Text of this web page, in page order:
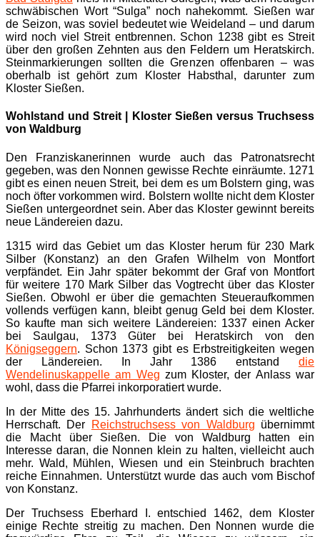
schwäbischen Wort “Sulga” noch nahekommt. Sießen war
de Seizon, was soviel bedeutet wie Weideland – und darum
wird noch viel Streit entbrennen. Schon 1238 gibt es Streit
über den großen Zehnten aus den Feldern um Heratskirch.
Steinmarkierungen sollten die Grenzen offenbaren – was
oberhalb ist gehört zum Kloster Habsthal, darunter zum
Kloster Sießen.
Wohlstand und Streit | Kloster Sießen versus Truchsess
von Waldburg
Den Franziskanerinnen wurde auch das Patronatsrecht
gegeben, was den Nonnen gewisse Rechte einräumte. 1271
gibt es einen neuen Streit, bei dem es um Bolstern ging, was
noch öfter vorkommen wird. Bolstern wollte nicht dem Kloster
Sießen untergeordnet sein. Aber das Kloster gewinnt bereits
neue Ländereien dazu.
1315 wird das Gebiet um das Kloster herum für 230 Mark
Silber (Konstanz) an den Grafen Wilhelm von Montfort
verpfändet. Ein Jahr später bekommt der Graf von Montfort
für weitere 170 Mark Silber das Vogtrecht über das Kloster
Sießen. Obwohl er über die gemachten Steueraufkommen
vollends verfügen kann, bleibt genug Geld bei dem Kloster.
So kaufte man sich weitere Ländereien: 1337 einen Acker
bei Saulgau, 1373 Güter bei Heratskirch von den
Königseggern. Schon 1373 gibt es Erbstreitigkeiten wegen
der Ländereien. In Jahr 1386 entstand die
Wendelinuskappelle am Weg zum Kloster, der Anlass war
wohl, dass die Pfarrei inkorporatiert wurde.
In der Mitte des 15. Jahrhunderts ändert sich die weltliche
Herrschaft. Der
Reichstruchsess von Waldburg übernimmt
die Macht über Sießen. Die von Waldburg hatten ein
Interesse daran, die Nonnen klein zu halten, vielleicht auch
mehr. Wald, Mühlen, Wiesen und ein Steinbruch brachten
reiche Einnahmen. Unterstützt wurde das auch vom Bischof
von Konstanz.
Der Truchsess Eberhard I. entschied 1462, dem Kloster
einige Rechte streitig zu machen. Den Nonnen wurde die